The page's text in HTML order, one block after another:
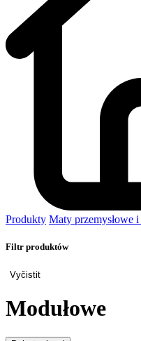
Produkty Maty przemysłowe
Filtr produktów
Vyčistit
Modułowe